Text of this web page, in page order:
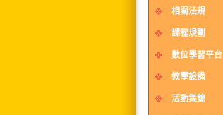
相關法規
課程規劃
數位學習平台
教學設備
活動集錦